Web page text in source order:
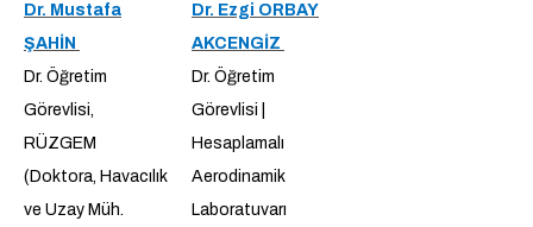
Dr. Mustafa
ŞAHİN
Dr. Öğretim
Görevlisi,
RÜZGEM
(Doktora, Havacılık
ve Uzay Müh.
Dr. Ezgi ORBAY
AKCENGİZ
Dr. Öğretim
Görevlisi |
Hesaplamalı
Aerodinamik
Laboratuvarı